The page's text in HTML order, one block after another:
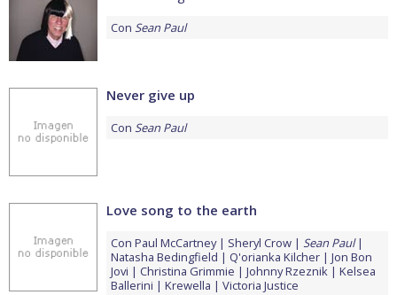
Con Sean Paul
Never give up
Con Sean Paul
Love song to the earth
Con Paul McCartney Sheryl Crow
Sean Paul
Natasha Bedingfield
Q'orianka Kilcher
Jon Bon
Jovi
Christina Grimmie Johnny Rzeznik
Kelsea
Ballerini
Krewella Victoria Justice